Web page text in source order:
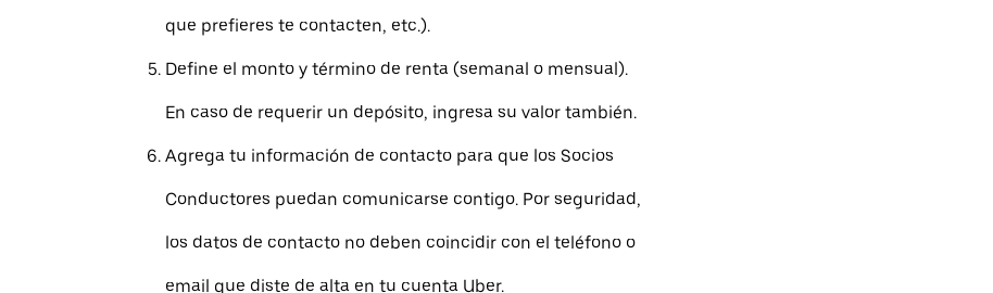
que prefieres te contacten, etc.).
Define el monto y término de renta (semanal o mensual).
En caso de requerir un depósito, ingresa su valor también.
Agrega tu información de contacto para que los Socios
Conductores puedan comunicarse contigo. Por seguridad,
los datos de contacto no deben coincidir con el teléfono o
email que diste de alta en tu cuenta Uber.